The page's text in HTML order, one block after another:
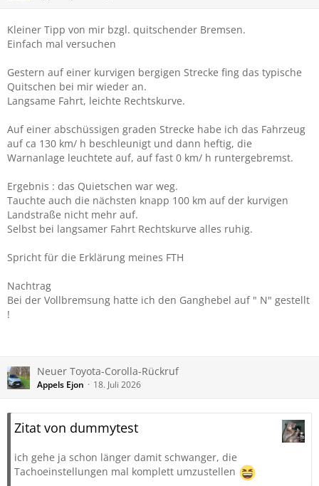
Kleiner Tipp von mir bzgl. quitschender Bremsen.
Einfach mal versuchen
Gestern auf einer kurvigen bergigen Strecke fing das typische
Quitschen bei mir wieder an.
Langsame Fahrt, leichte Rechtskurve.
Auf einer abschüssigen graden Strecke habe ich das Fahrzeug
auf ca 130 km/ h beschleunigt und dann heftig, die
Warnanlage leuchtete auf, auf fast 0 km/ h runtergebremst.
Ergebnis : das Quietschen war weg.
Tauchte auch die nächsten knapp 100 km auf der kurvigen
Landstraße nicht mehr auf.
Selbst bei langsamer Fahrt Rechtskurve alles ruhig.
Spricht für die Erklärung meines FTH
Nachtrag
Bei der Vollbremsung hatte ich den Ganghebel auf " N" gestellt
!
Neuer Toyota-Corolla-Rückruf
Appels Ejon 18. Juli 2026
Zitat von dummytest
ich gehe ja schon länger damit schwanger, die
Tachoeinstellungen mal komplett umzustellen